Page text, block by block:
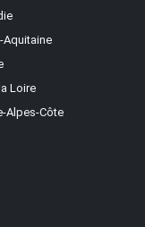
Aquitaine
Loire
Alpes-Côte